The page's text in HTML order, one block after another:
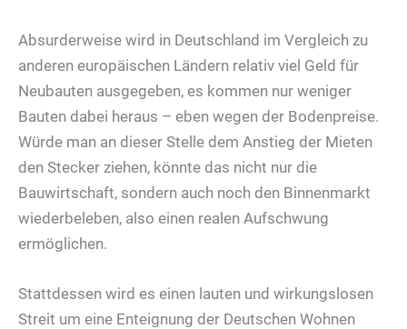
Absurderweise wird in Deutschland im Vergleich zu
anderen europäischen Ländern relativ viel Geld für
Neubauten ausgegeben, es kommen nur weniger
Bauten dabei heraus – eben wegen der Bodenpreise.
Würde man an dieser Stelle dem Anstieg der Mieten
den Stecker ziehen, könnte das nicht nur die
Bauwirtschaft, sondern auch noch den Binnenmarkt
wiederbeleben, also einen realen Aufschwung
ermöglichen.
Stattdessen wird es einen lauten und wirkungslosen
Streit um eine Enteignung der Deutschen Wohnen